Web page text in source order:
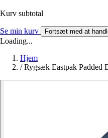
Kurv subtotal
Se min kurv Fortsæt med at
Loading...
Hjem
/ Rygsæk Eastpak Padded